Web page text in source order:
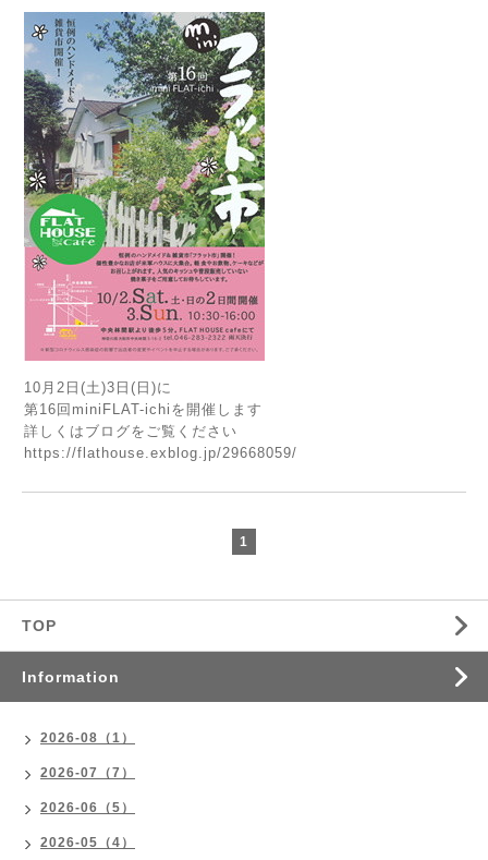
10月2日(土)3日(日)に
第16回miniFLAT-ichiを開催します
詳しくはブログをご覧ください
https://flathouse.exblog.jp/29668059/
1
TOP
Information
2026-08（1）
2026-07（7）
2026-06（5）
2026-05（4）